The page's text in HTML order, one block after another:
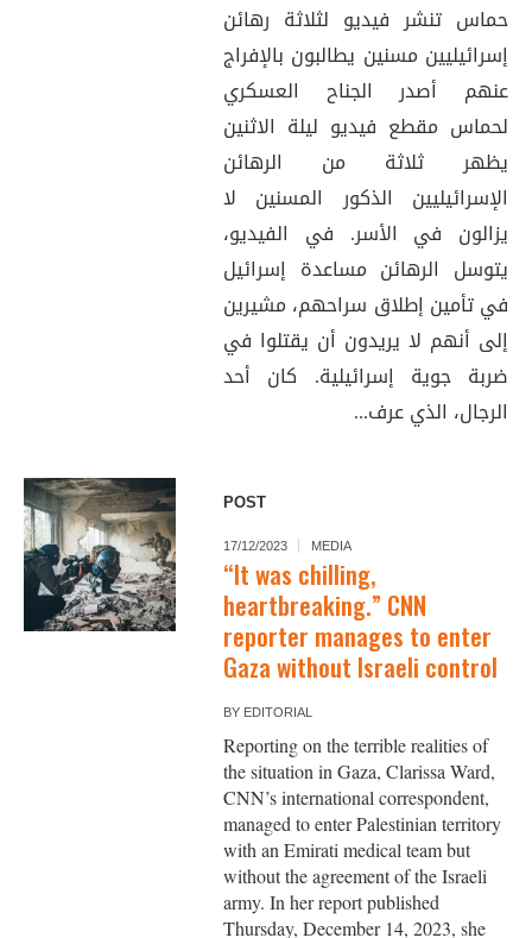
حماس تنشر فيديو لثلاثة رهائن
إسرائيليين مسنين يطالبون بالإفراج
عنهم أصدر الجناح العسكري
لحماس مقطع فيديو ليلة الاثنين
يظهر ثلاثة من الرهائن
الإسرائيليين الذكور المسنين لا
يزالون في الأسر. في الفيديو،
يتوسل الرهائن مساعدة إسرائيل
في تأمين إطلاق سراحهم، مشيرين
إلى أنهم لا يريدون أن يقتلوا في
ضربة جوية إسرائيلية. كان أحد
الرجال، الذي عرف...
POST
17/12/2023 MEDIA
“It was chilling,
heartbreaking.” CNN
reporter manages to enter
Gaza without Israeli control
BY EDITORIAL
Reporting on the terrible realities of
the situation in Gaza, Clarissa Ward,
CNN’s international correspondent,
managed to enter Palestinian territory
with an Emirati medical team but
without the agreement of the Israeli
army. In her report published
Thursday, December 14, 2023, she